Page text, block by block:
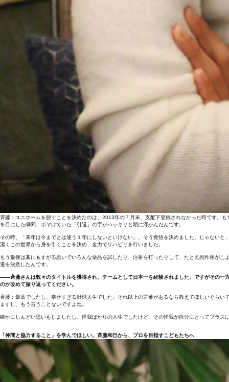
斉藤：ユニホームを脱ぐことを決めたのは、2013年の７月末、支配下登録されなかった時です。
を目にした瞬間、ボヤけていた「引退」の字がハッキリと頭に浮かんだんです。
その時、「来年は今までとは違う１年にしないといけない」。そう覚悟を決めました。じゃない
潔くこの世界から身を引くことを決め、全力でリハビリを行いました。
もう最後は藁にもすがる思いでいろんな薬品を試したり、注射を打ったりして、たとえ副作用が
退を決意したんです。
――斉藤さんは数々のタイトルを獲得され、チームとして日本一を経験されました。ですがその一
のか改めて振り返ってください。
斉藤：最高でしたし、幸せすぎる野球人生でした。それ以上の言葉があるなら教えてほしいぐら
ますし、もう言うことないですよね。
確かにしんどい思いもしましたし、怪我ばかりの人生でしたけど、その怪我が自分にとってプラス
「仲間と協力すること」を学んでほしい。斉藤和巳から、プロを目指すこどもたちへ